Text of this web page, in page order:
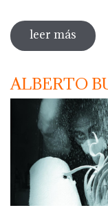
leer más
ALBERTO